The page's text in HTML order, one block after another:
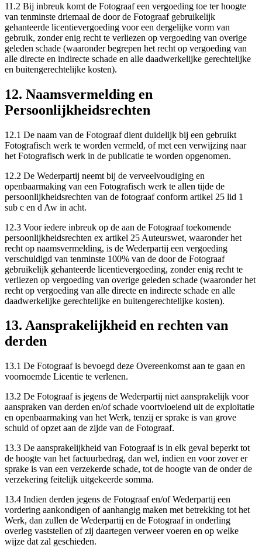
11.2 Bij inbreuk komt de Fotograaf een vergoeding toe ter hoogte
van tenminste driemaal de door de Fotograaf gebruikelijk
gehanteerde licentievergoeding voor een dergelijke vorm van
gebruik, zonder enig recht te verliezen op vergoeding van overige
geleden schade (waaronder begrepen het recht op vergoeding van
alle directe en indirecte schade en alle daadwerkelijke gerechtelijke
en buitengerechtelijke kosten).
12. Naamsvermelding en
Persoonlijkheidsrechten
12.1 De naam van de Fotograaf dient duidelijk bij een gebruikt
Fotografisch werk te worden vermeld, of met een verwijzing naar
het Fotografisch werk in de publicatie te worden opgenomen.
12.2 De Wederpartij neemt bij de verveelvoudiging en
openbaarmaking van een Fotografisch werk te allen tijde de
persoonlijkheidsrechten van de fotograaf conform artikel 25 lid 1
sub c en d Aw in acht.
12.3 Voor iedere inbreuk op de aan de Fotograaf toekomende
persoonlijkheidsrechten ex artikel 25 Auteurswet, waaronder het
recht op naamsvermelding, is de Wederpartij een vergoeding
verschuldigd van tenminste 100% van de door de Fotograaf
gebruikelijk gehanteerde licentievergoeding, zonder enig recht te
verliezen op vergoeding van overige geleden schade (waaronder het
recht op vergoeding van alle directe en indirecte schade en alle
daadwerkelijke gerechtelijke en buitengerechtelijke kosten).
13. Aansprakelijkheid en rechten van
derden
13.1 De Fotograaf is bevoegd deze Overeenkomst aan te gaan en
voornoemde Licentie te verlenen.
13.2 De Fotograaf is jegens de Wederpartij niet aansprakelijk voor
aanspraken van derden en/of schade voortvloeiend uit de exploitatie
en openbaarmaking van het Werk, tenzij er sprake is van grove
schuld of opzet aan de zijde van de Fotograaf.
13.3 De aansprakelijkheid van Fotograaf is in elk geval beperkt tot
de hoogte van het factuurbedrag, dan wel, indien en voor zover er
sprake is van een verzekerde schade, tot de hoogte van de onder de
verzekering feitelijk uitgekeerde somma.
13.4 Indien derden jegens de Fotograaf en/of Wederpartij een
vordering aankondigen of aanhangig maken met betrekking tot het
Werk, dan zullen de Wederpartij en de Fotograaf in onderling
overleg vaststellen of zij daartegen verweer voeren en op welke
wijze dat zal geschieden.